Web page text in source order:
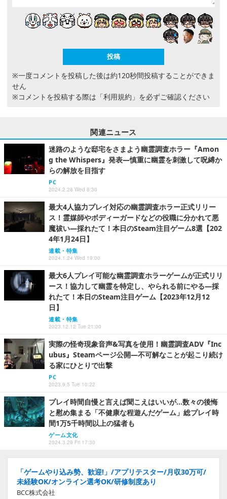
※一度コメントを投稿した後は約120秒間投稿することができま
せん
※コメントを投稿する際は 「利用規約」 を必ずご確認ください
関連ニュース
迷路のような邸宅をさまよう幽霊調査ホラー『Amon
g the Whispers』発表―慎重に幽霊を刺激して呪縛か
らの解放を目指す
PC
2024.2.28 Wed 8:30
最大4人協力プレイ対応の幽霊調査ホラー正式リリー
ス！霊媒師やボディーガードなどの役職に分かれて悪
魔祓い―採れたて！本日のSteam注目ゲーム8選【202
4年1月24日】
連載・特集
2024.1.24 Wed 19:00
最大6人プレイ可能な幽霊調査ホラーゲームが正式リリ
ース！協力して幽霊を特定し、やられる前にやる―採
れたて！本日のSteam注目ゲーム【2023年12月12
日】
連載・特集
2023.12.12 Tue 21:00
実際の怪奇現象音声&写真を使用！幽霊調査ADV『Inc
ubus』Steamページ公開―不可解なことが起こり続け
る家にひとりで出撃
PC
2023.9.5 Tue 10:22
プレイ時間自慢と言えば聞こえはいいが…数々の後悔
と慰め集まる「不健康な程遊んだゲーム」総プレイ時
間1万5千時間以上の猛者も
ゲーム文化
2024.3.29 Fri 17:30
「ゲームやり込み勢、歓迎!」/アプリテスター/月収30万可/
未経験OK/オンライン選考OK/研修制度あり
BCC株式会社